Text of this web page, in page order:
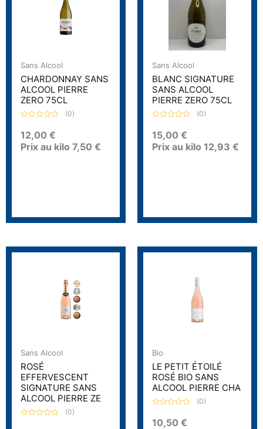
Sans Alcool
CHARDONNAY SANS
ALCOOL PIERRE
ZERO 75CL
o
e
0
(0)
12,00 €
Prix au kilo 7,50 €
Sans Alcool
BLANC SIGNATURE
SANS ALCOOL
PIERRE ZERO 75CL
o
e
0
(0)
15,00 €
Prix au kilo 12,93 €
Sans Alcool
ROSÉ
EFFERVESCENT
SIGNATURE SANS
ALCOOL PIERRE ZE
(0)
Bio
LE PETIT ÉTOILÉ
ROSÉ BIO SANS
ALCOOL PIERRE CHA
o
(0)
10,50 €